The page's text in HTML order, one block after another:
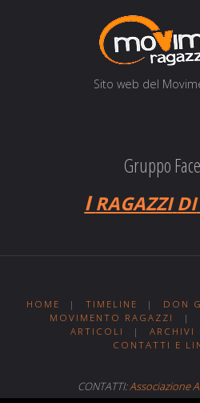
Sito web del
Gruppo
IRAGAZZI DI
HOME | TIMELINE | DON
MOVIMENTO RAGAZZI
|
ARTICOLI
| ARCHIVI
CONTATTI E
CONTATTI:Associazione